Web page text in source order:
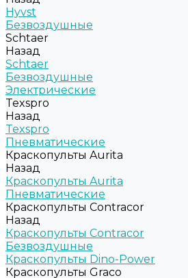
Hyvst
Безвоздушные
Schtaer
Назад
Schtaer
Безвоздушные
Электрические
Texspro
Назад
Texspro
Пневматические
Краскопульты Aurita
Назад
Краскопульты Aurita
Пневматические
Краскопульты Contracor
Назад
Краскопульты Contracor
Безвоздушные
Краскопульты Dino-Power
Краскопульты Graco